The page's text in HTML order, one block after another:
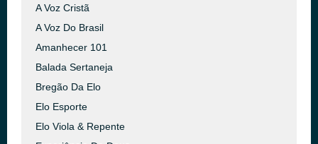
A Voz Cristã
A Voz Do Brasil
Amanhecer 101
Balada Sertaneja
Bregão Da Elo
Elo Esporte
Elo Viola & Repente